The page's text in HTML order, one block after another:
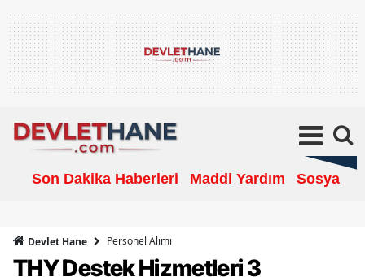
Son Dakika Haberleri Maddi Yardım Sosyal
Devlet Hane Personel Alımı
THY Destek Hizmetleri 3